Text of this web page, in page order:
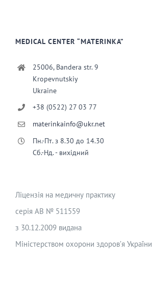
MEDICAL CENTER “MATERINKA”
25006, Bandera str. 9
Kropevnutskiy
Ukraine
+38 (0522) 27 03 77
materinkainfo@ukr.net
Пн.-Пт. з 8.30 до 14.30
Сб.-Нд. - вихідний
Ліцензія на медичну практику
серія АВ № 511559
з 30.12.2009 видана
Міністерством охорони здоров’я України